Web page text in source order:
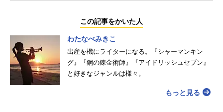
この記事をかいた人
わたなべみきこ
出産を機にライターになる。『シャーマンキン
グ』『鋼の錬金術師』『アイドリッシュセブン』
と好きなジャンルは様々。
もっと見る